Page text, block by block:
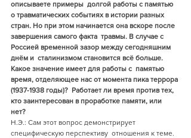
описываете примеры  долгой работы с памятью
о травматических событиях в истории разных
стран. Но при этом начинается она вскоре после
завершения самого факта  травмы. В случае с
Россией временной зазор между сегодняшним
днём и  сталинизмом становится всё больше.
Какое значение имеет для работы с  памятью
время, отделяющее нас от момента пика террора
(1937-1938 годы)?  Работает ли время против тех,
кто заинтересован в проработке памяти, или
нет?
Н.Э.: Сам этот вопрос демонстрирует
специфическую перспективу  отношения к теме.